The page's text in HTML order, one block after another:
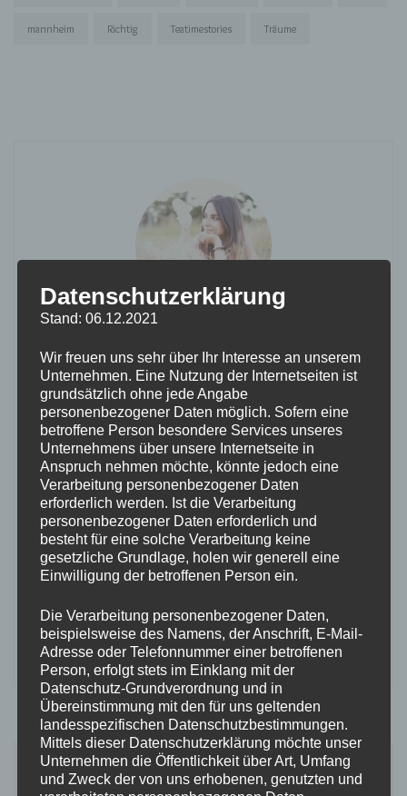
mannheim Richtig Teatimestories Träume
Hey! Willkommen auf meinem Blog. Ich bin 26 und
schreibe für mein Leben gern. Auf meinem Blog
findest du einmal den Journal, in dem ich Interviews
durchführe und dir aktuelles mitteile, aber auch die
TeaTimeStories, in denen es um Gedankengänge
und Kurzgeschichten geht, als auch mein E-Book
"We all are just Stories" in dem mehrere Kapitel
meiner Kurzgeschichte veröffentlicht sind.
Außerdem habe ich seit 2021 einen Podcast mit
Annika, der heißt Foto meets Video - auch diesen
:) Deine Momo
Beitragsnavigation
Vorheriger Artikel
Herz oder Verstand?
Nächster Artikel
Der Sinn des Lebens
Datenschutzerklärung
Stand: 06.12.2021
Wir freuen uns sehr über Ihr Interesse an unserem
Unternehmen. Eine Nutzung der Internetseiten ist
grundsätzlich ohne jede Angabe
personenbezogener Daten möglich. Sofern eine
betroffene Person besondere Services unseres
Unternehmens über unsere Internetseite in
Anspruch nehmen möchte, könnte jedoch eine
Verarbeitung personenbezogener Daten
erforderlich werden. Ist die Verarbeitung
personenbezogener Daten erforderlich und
besteht für eine solche Verarbeitung keine
gesetzliche Grundlage, holen wir generell eine
Einwilligung der betroffenen Person ein.
Die Verarbeitung personenbezogener Daten,
beispielsweise des Namens, der Anschrift, E-Mail-
Adresse oder Telefonnummer einer betroffenen
Person, erfolgt stets im Einklang mit der
Datenschutz-Grundverordnung und in
Übereinstimmung mit den für uns geltenden
landesspezifischen Datenschutzbestimmungen.
Mittels dieser Datenschutzerklärung möchte unser
Unternehmen die Öffentlichkeit über Art, Umfang
und Zweck der von uns erhobenen, genutzten und